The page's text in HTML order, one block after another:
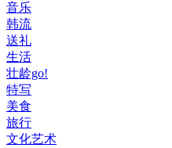
音乐
韩流
送礼
生活
壮龄go!
特写
美食
旅行
文化艺术